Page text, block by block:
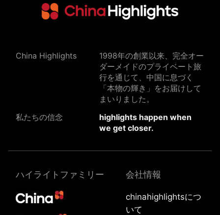
China Highlights
1998年の創業以来、完全オー
ダーメイドのプライベート旅
行を通じて、中国に息づく
「本物の輝き」をお届けして
まいりました。
私たちの信念
highlights happen when
we get closer.
ハイライトファミリー 会社情報
chinahighlightsにつ
いて